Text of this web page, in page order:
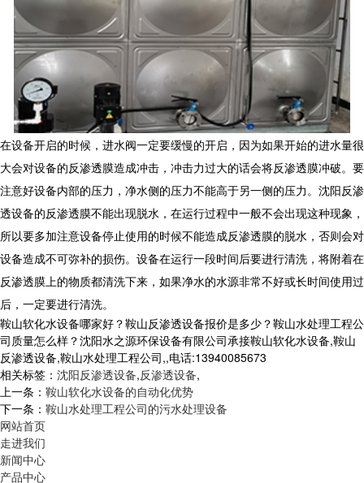
在设备开启的时候，进水阀一定要缓慢的开启，因为如果开始的进水量很
大会对设备的反渗透膜造成冲击，冲击力过大的话会将反渗透膜冲破。要
注意好设备内部的压力，净水侧的压力不能高于另一侧的压力。沈阳反渗
透设备的反渗透膜不能出现脱水，在运行过程中一般不会出现这种现象，
所以要多加注意设备停止使用的时候不能造成反渗透膜的脱水，否则会对
设备造成不可弥补的损伤。设备在运行一段时间后要进行清洗，将附着在
反渗透膜上的物质都清洗下来，如果净水的水源非常不好或长时间使用过
后，一定要进行清洗。
鞍山软化水设备哪家好？鞍山反渗透设备报价是多少？鞍山水处理工程公
司质量怎么样？沈阳水之源环保设备有限公司承接鞍山软化水设备,鞍山
反渗透设备,鞍山水处理工程公司,,电话:13940085673
相关标签： 沈阳反渗透设备,反渗透设备,
上一条： 鞍山软化水设备的自动化优势
下一条： 鞍山水处理工程公司的污水处理设备
网站首页
走进我们
新闻中心
产品中心